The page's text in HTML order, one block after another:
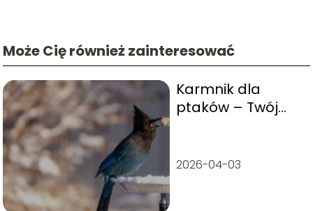
Może Cię również zainteresować
Karmnik dla
ptaków – Twój
2026-04-03